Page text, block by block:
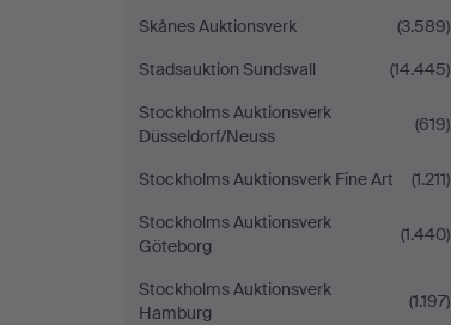
Skånes Auktionsverk
(3.589)
Stadsauktion Sundsvall
(14.445)
Stockholms Auktionsverk
Düsseldorf/Neuss
(619)
Stockholms Auktionsverk Fine Art
(1.211)
Stockholms Auktionsverk
Göteborg
(1.440)
Stockholms Auktionsverk
Hamburg
(1.197)